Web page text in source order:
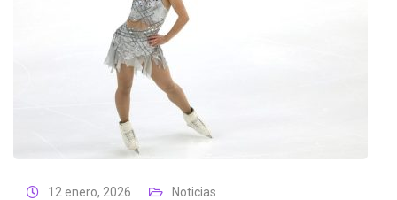
12 enero, 2026 Noticias